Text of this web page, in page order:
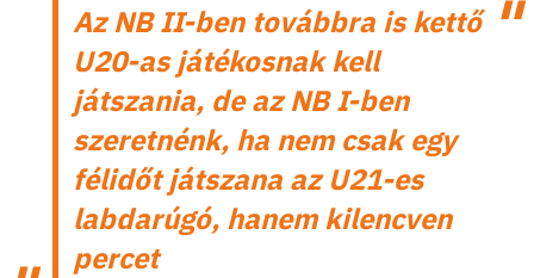
Az NB II-ben továbbra is kettő
U20-as játékosnak kell
játszania, de az NB I-ben
szeretnénk, ha nem csak egy
félidőt játszana az U21-es
labdarúgó, hanem kilencven
percet